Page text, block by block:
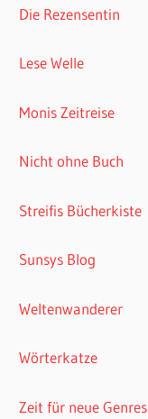
Die Rezensentin
Lese Welle
Monis Zeitreise
Nicht ohne Buch
Streifis Bücherkiste
Sunsys Blog
Weltenwanderer
Wörterkatze
Zeit für neue Genres